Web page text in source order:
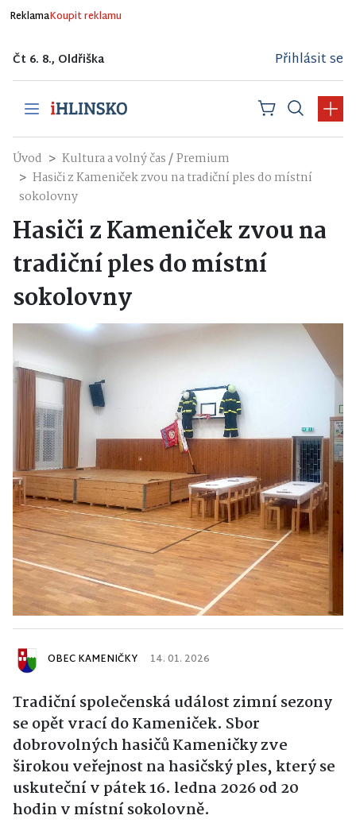
ReklamaKoupit reklamu
Čt 6. 8., Oldřiška Přihlásit se
Úvod Kultura a volný čas/Premium
Hasiči z Kameniček zvou na tradiční ples do místní
sokolovny
Hasiči z Kameniček zvou na
tradiční ples do místní
sokolovny
OBEC KAMENIČKY 14. 01. 2026
Tradiční společenská událost zimní sezony
se opět vrací do Kameniček. Sbor
dobrovolných hasičů Kameničky zve
širokou veřejnost na hasičský ples, který se
uskuteční v pátek 16. ledna 2026 od 20
hodin v místní sokolovně.